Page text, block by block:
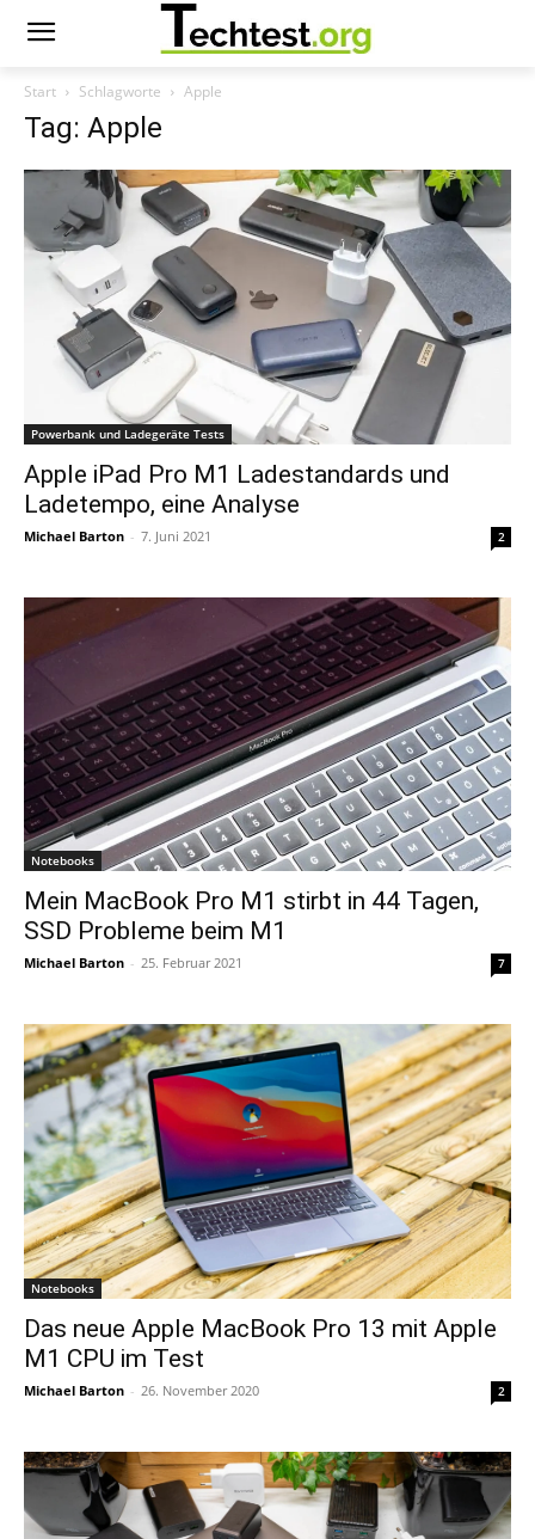
Start Schlagworte Apple
Tag: Apple
Powerbank und Ladegeräte Tests
Apple iPad Pro M1 Ladestandards und
Ladetempo, eine Analyse
Michael Barton - 7. Juni 2021 2
Notebooks
Mein MacBook Pro M1 stirbt in 44 Tagen,
SSD Probleme beim M1
Michael Barton - 25. Februar 2021 7
Notebooks
Das neue Apple MacBook Pro 13 mit Apple
M1 CPU im Test
Michael Barton - 26. November 2020 2